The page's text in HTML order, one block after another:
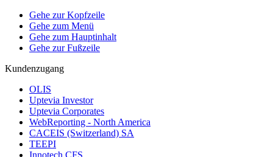
Gehe zur Kopfzeile
Gehe zum Menü
Gehe zum Hauptinhalt
Gehe zur Fußzeile
Kundenzugang
OLIS
Uptevia Investor
Uptevia Corporates
WebReporting - North America
CACEIS (Switzerland) SA
TEEPI
Innotech CFS